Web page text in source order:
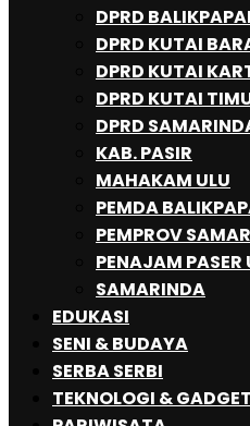
DPRD
DPRD KUTAI
DPRD KUTAI
DPRD KUTAI
DPRD
KAB. PASIR
MAHAKAM ULU
PEMDA
PEMPROV
PENAJAM PASER
SAMARINDA
EDUKASI
SENI & BUDAYA
SERBA SERBI
TEKNOLOGI & GADGET